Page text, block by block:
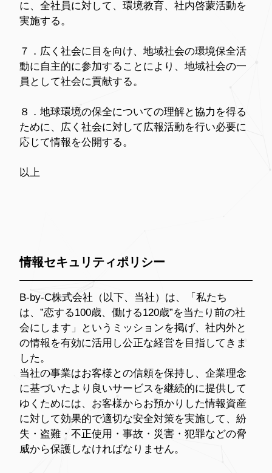
に、全社員に対して、環境教育、社内啓蒙活動を
実施する。
７．広く社会に目を向け、地域社会の環境保全活
動に自主的に参加することにより、地域社会の一
員として社会に貢献する。
８．地球環境の保全についての理解と協力を得る
ために、広く社会に対して広報活動を行い必要に
応じて情報を公開する。
以上
情報セキュリティポリシー
B-by-C株式会社（以下、当社）は、「私たち
は、”恋する100歳、働ける120歳”を当たり前の社
会にします」というミッションを掲げ、社内外と
の情報を有効に活用し公正な経営を目指してきま
した。
当社の事業はお客様との信頼を保持し、企業理念
に基づいたより良いサービスを継続的に提供して
ゆくためには、お客様からお預かりした情報資産
に対して効果的で適切な安全対策を実施して、紛
失・盗難・不正使用・事故・災害・犯罪などの脅
威から保護しなければなりません。